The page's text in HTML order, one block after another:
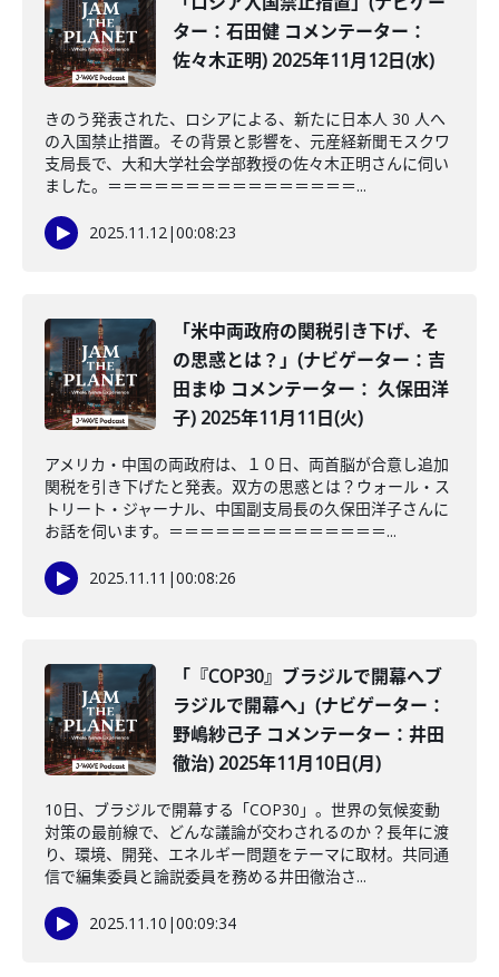
ター：石田健 コメンテーター：
佐々木正明) 2025年11月12日(水)
きのう発表された、ロシアによる、新たに日本人 30 人へ
の入国禁止措置。その背景と影響を、元産経新聞モスクワ
支局長で、大和大学社会学部教授の佐々木正明さんに伺い
ました。＝＝＝＝＝＝＝＝＝＝＝＝＝＝＝＝...
2025.11.12|00:08:23
「米中両政府の関税引き下げ、そ
の思惑とは？」(ナビゲーター：吉
田まゆ コメンテーター： 久保田洋
子) 2025年11月11日(火)
アメリカ・中国の両政府は、１０日、両首脳が合意し追加
関税を引き下げたと発表。双方の思惑とは？ウォール・ス
トリート・ジャーナル、中国副支局長の久保田洋子さんに
お話を伺います。＝＝＝＝＝＝＝＝＝＝＝＝＝＝...
2025.11.11 |00:08:26
「『COP30』ブラジルで開幕へブ
ラジルで開幕へ」(ナビゲーター：
野嶋紗己子 コメンテーター：井田
徹治) 2025年11月10日(月)
10日、ブラジルで開幕する「COP30」。世界の気候変動
対策の最前線で、どんな議論が交わされるのか？長年に渡
り、環境、開発、エネルギー問題をテーマに取材。共同通
信で編集委員と論説委員を務める井田徹治さ...
2025.11.10 |00:09:34